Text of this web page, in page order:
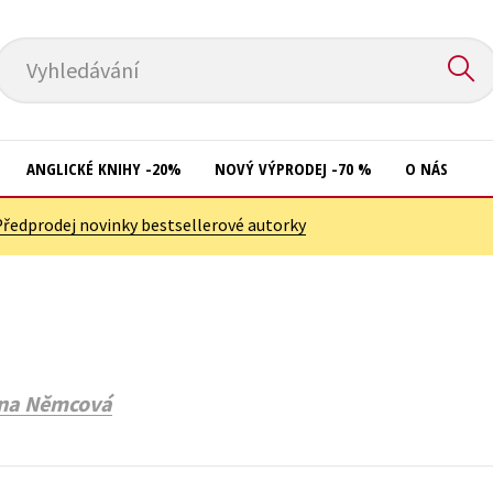
Vyhledávání
Počítače
ANGLICKÉ KNIHY -20% NOVÝ VÝPRODEJ -70 % O NÁS
novinky bestsellerové autorky
Němcová